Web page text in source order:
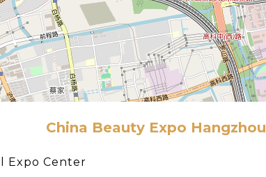
China Beauty Expo Hangzhou
Expo Center